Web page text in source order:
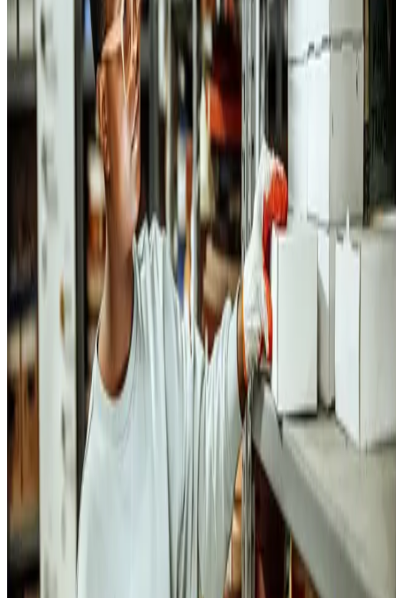
2. Registre e classifique as mercadorias
Além de contar os produtos ,
você precisa complementar esse
trabalho classificando as mercadorias.
Afinal, corre-se o risco de
mercadorias encalhadas em seu estoque, das quais você nem se
lembrava mais. Por isso, registre os seguintes dados:
nome para cada mercadoria;
características;
quantidade (considerando a dica do tópico anterior).
Um exemplo: imagine que você tenha uma empresa de tecnologia e
queira classificar adequadamente todos os seus produtos, de modo a
dispor as suas peças no estoque e facilitar a consulta dos
Assim, se você vende produtos para o público gamer, por exemplo,
algumas opções de classificação seriam:
tamanho (de produtos como monitores);
cores;
tipo (material de fabricação);
adequação ao hardware utilizado.
Caso você queira uma classificação ainda mais robusta, também pode
considerar registrar as seguintes informações, principalmente em
relação aos produtos vendidos:
data de aquisição da mercadoria;
data da venda;
valor da venda;
descrição do produto;
código de barras do produto (falaremos mais disso depois).
3. Padronize o armazenamento